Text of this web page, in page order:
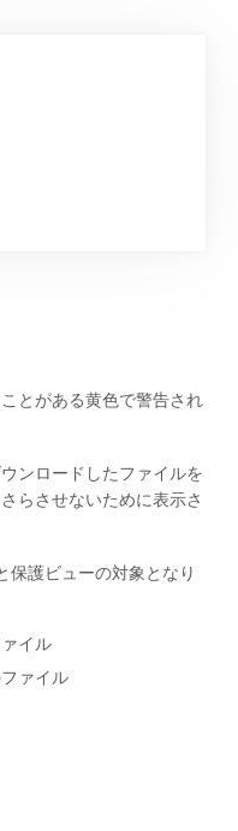
とがある黄色で警告され
ンロードしたファイルを
らさせないために表示さ
保護ビューの対象となり
イル
ァイル